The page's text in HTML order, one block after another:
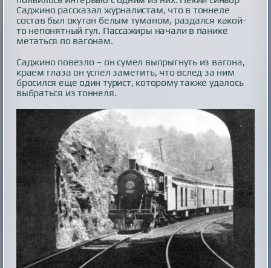
Саджино рассказал журналистам, что в тоннеле
состав был окутан белым туманом, раздался какой-
то непонятный гул. Пассажиры начали в панике
метаться по вагонам.
Саджино повезло – он сумел выпрыгнуть из вагона,
краем глаза он успел заметить, что вслед за ним
бросился еще один турист, которому также удалось
выбраться из тоннеля.